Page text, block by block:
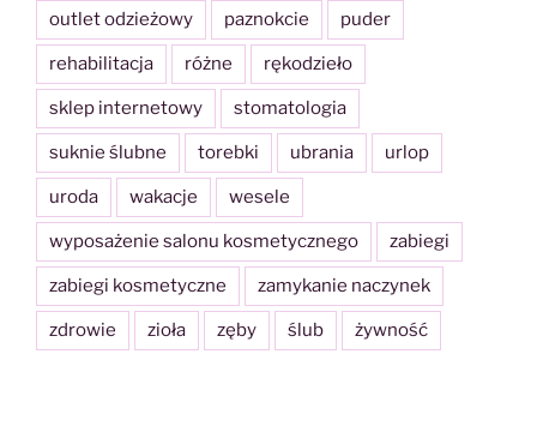
outlet odzieżowy paznokcie puder
rehabilitacja różne rękodzieło
sklep internetowy stomatologia
suknie ślubne torebki ubrania urlop
uroda wakacje wesele
wyposażenie salonu kosmetycznego zabiegi
zabiegi kosmetyczne zamykanie naczynek
zdrowie zioła zęby ślub żywność